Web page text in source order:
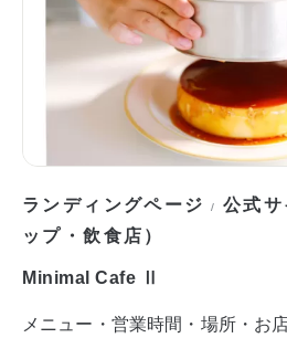
ランディングページ / 公式
ップ・飲食店）
Minimal Cafe Ⅱ
メニュー・営業時間・場所・お